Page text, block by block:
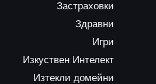
Застраховки
Здравни
Игри
Изкуствен Интелект
Изтекли домейни